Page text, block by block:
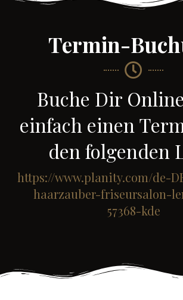
Termin-
Buche Dir
einfach einen
den folgenden
https://www.planity.com/de-
haarzauber-friseursalon-
57368-kde